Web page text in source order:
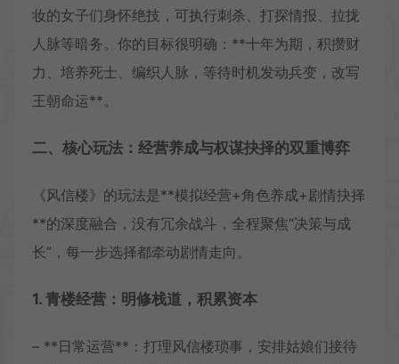
妆的女子们身怀绝技，可执行刺杀、打探情报、拉拢
人脉等暗务。你的目标很明确：**十年为期，积攒财
力、培养死士、编织人脉，等待时机发动兵变，改写
王朝命运**。
二、核心玩法：经营养成与权谋抉择的双重博弈
《风信楼》的玩法是**模拟经营+角色养成+剧情抉择
**的深度融合，没有冗余战斗，全程聚焦“决策与成
长”，每一步选择都牵动剧情走向。
1. 青楼经营：明修栈道，积累资本
– **日常运营**：打理风信楼琐事，安排姑娘们接待